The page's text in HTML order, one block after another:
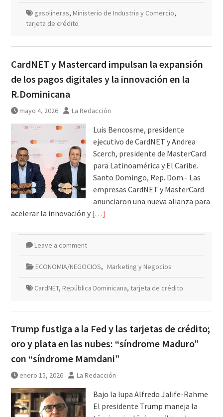
gasolineras, Ministerio de Industria y Comercio,
tarjeta de crédito
CardNET y Mastercard impulsan la expansión
de los pagos digitales y la innovación en la
R.Dominicana
mayo 4, 2026 La Redacción
Luis Bencosme, presidente
ejecutivo de CardNET y Andrea
Scerch, presidente de MasterCard
para Latinoamérica y El Caribe.
Santo Domingo, Rep. Dom.- Las
empresas CardNET y MasterCard
anunciaron una nueva alianza para
acelerar la innovación y […]
Leave a comment
ECONOMIA/NEGOCIOS, Marketing y Negocios
CardNET, República Dominicana, tarjeta de crédito
Trump fustiga a la Fed y las tarjetas de crédito;
oro y plata en las nubes: “síndrome Maduro”
con “síndrome Mamdani”
enero 15, 2026 La Redacción
Bajo la lupa Alfredo Jalife-Rahme
El presidente Trump maneja la